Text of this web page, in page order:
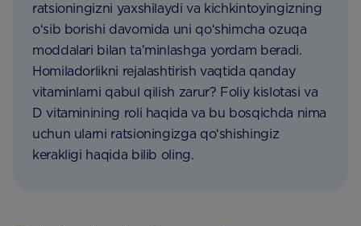
ratsioningizni yaxshilaydi va kichkintoyingizning
oʻsib borishi davomida uni qoʻshimcha ozuqa
moddalari bilan taʼminlashga yordam beradi.
Homiladorlikni rejalashtirish vaqtida qanday
vitaminlarni qabul qilish zarur? Foliy kislotasi va
D vitaminining roli haqida va bu bosqichda nima
uchun ularni ratsioningizga qoʻshishingiz
kerakligi haqida bilib oling.